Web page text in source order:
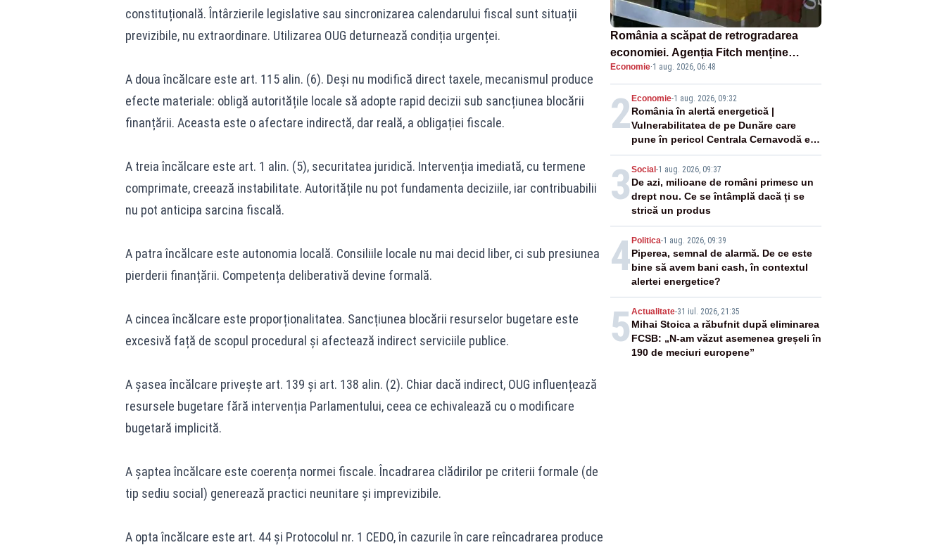
constituțională. Întârzierile legislative sau sincronizarea calendarului fiscal sunt situații
previzibile, nu extraordinare. Utilizarea OUG deturnează condiția urgenței.
A doua încălcare este art. 115 alin. (6). Deși nu modifică direct taxele, mecanismul produce
efecte materiale: obligă autoritățile locale să adopte rapid decizii sub sancțiunea blocării
finanțării. Aceasta este o afectare indirectă, dar reală, a obligației fiscale.
A treia încălcare este art. 1 alin. (5), securitatea juridică. Intervenția imediată, cu termene
comprimate, creează instabilitate. Autoritățile nu pot fundamenta deciziile, iar contribuabilii
nu pot anticipa sarcina fiscală.
A patra încălcare este autonomia locală. Consiliile locale nu mai decid liber, ci sub presiunea
pierderii finanțării. Competența deliberativă devine formală.
A cincea încălcare este proporționalitatea. Sancțiunea blocării resurselor bugetare este
excesivă față de scopul procedural și afectează indirect serviciile publice.
A șasea încălcare privește art. 139 și art. 138 alin. (2). Chiar dacă indirect, OUG influențează
resursele bugetare fără intervenția Parlamentului, ceea ce echivalează cu o modificare
bugetară implicită.
A șaptea încălcare este coerența normei fiscale. Încadrarea clădirilor pe criterii formale (de
tip sediu social) generează practici neunitare și imprevizibile.
A opta încălcare este art. 44 și Protocolul nr. 1 CEDO, în cazurile în care reîncadrarea produce
România a scăpat de retrogradarea
economiei. Agenția Fitch menține
ratingul „BBB-” cu perspectivă
negativă
Economie·1 aug. 2026, 06:48
2Economie-1 aug. 2026, 09:32
România în alertă energetică |
Vulnerabilitatea de pe Dunăre care
pune în pericol Centrala Cernavodă era
cunoscută de pe vremea lui Ceaușescu
3 Social-1 aug. 2026, 09:37
De azi, milioane de români primesc un
drept nou. Ce se întâmplă dacă ți se
strică un produs
4Politica-1 aug. 2026, 09:39
Piperea, semnal de alarmă. De ce este
bine să avem bani cash, în contextul
alertei energetice?
5 Actualitate-31 iul. 2026, 21:35
Mihai Stoica a răbufnit după eliminarea
FCSB: „N-am văzut asemenea greșeli în
190 de meciuri europene”